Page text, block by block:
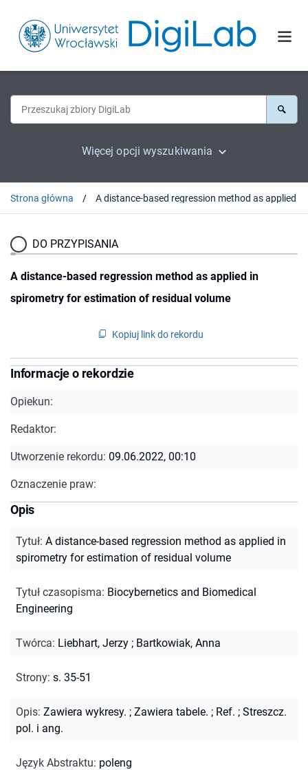
Więcej opcji wyszukiwania
Strona główna
DO PRZYPISANIA
A distance-based regression method as applied in
spirometry for estimation of residual volume
Kopiuj link do rekordu
Informacje o rekordzie
Opiekun:
Redaktor:
Utworzenie rekordu: 09.06.2022, 00:10
Oznaczenie praw:
Opis
Tytuł: A distance-based regression method as applied in
spirometry for estimation of residual volume
Tytuł czasopisma: Biocybernetics and Biomedical
Engineering
Twórca: Liebhart, Jerzy ; Bartkowiak, Anna
Strony: s. 35-51
Opis: Zawiera wykresy. ; Zawiera tabele. ; Ref. ; Streszcz.
pol. i ang.
Język Abstraktu: poleng